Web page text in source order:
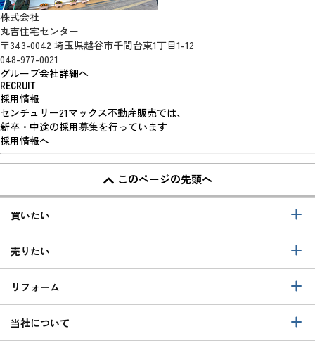
株式会社
丸吉住宅センター
〒343-0042 埼玉県越谷市千間台東1丁目1-12
048-977-0021
グループ会社詳細へ
RECRUIT
採用情報
センチュリー21マックス不動産販売では、
新卒・中途の採用募集を行っています
採用情報へ
このページの先頭へ
買いたい
売りたい
リフォーム
当社について